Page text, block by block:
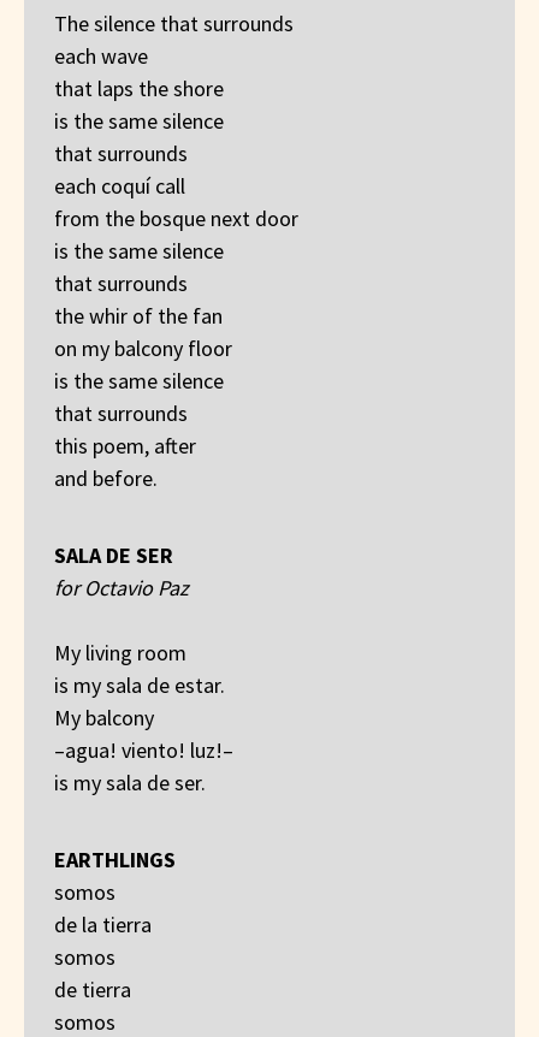
The silence that surrounds
each wave
that laps the shore
is the same silence
that surrounds
each coquí call
from the bosque next door
is the same silence
that surrounds
the whir of the fan
on my balcony floor
is the same silence
that surrounds
this poem, after
and before.
SALA DE SER
for Octavio Paz
My living room
is my sala de estar.
My balcony
–agua! viento! luz!–
is my sala de ser.
EARTHLINGS
somos
de la tierra
somos
de tierra
somos